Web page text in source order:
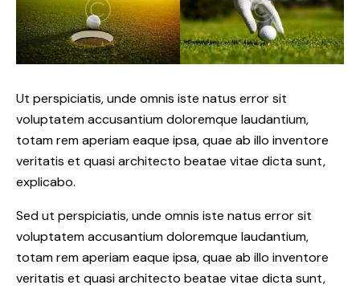
Ut perspiciatis, unde omnis iste natus error sit
voluptatem accusantium doloremque laudantium,
totam rem aperiam eaque ipsa, quae ab illo inventore
veritatis et quasi architecto beatae vitae dicta sunt,
explicabo.
Sed ut perspiciatis, unde omnis iste natus error sit
voluptatem accusantium doloremque laudantium,
totam rem aperiam eaque ipsa, quae ab illo inventore
veritatis et quasi architecto beatae vitae dicta sunt,